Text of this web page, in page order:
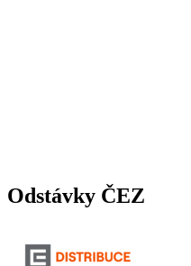
Odstávky ČEZ